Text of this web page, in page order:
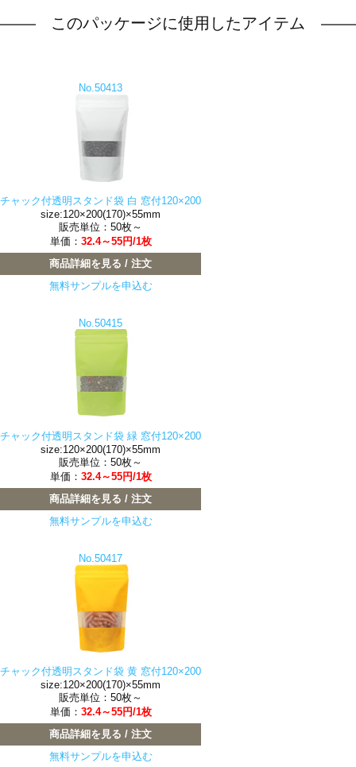
このパッケージに使用したアイテム
No.50413
チャック付透明スタンド袋 白 窓付120×200
size:120×200(170)×55mm
販売単位：50枚～
単価： 32.4～55円/1枚
商品詳細を見る / 注文
無料サンプルを申込む
No.50415
チャック付透明スタンド袋 緑 窓付120×200
size:120×200(170)×55mm
販売単位：50枚～
単価： 32.4～55円/1枚
商品詳細を見る / 注文
無料サンプルを申込む
No.50417
チャック付透明スタンド袋 黄 窓付120×200
size:120×200(170)×55mm
販売単位：50枚～
単価： 32.4～55円/1枚
商品詳細を見る / 注文
無料サンプルを申込む